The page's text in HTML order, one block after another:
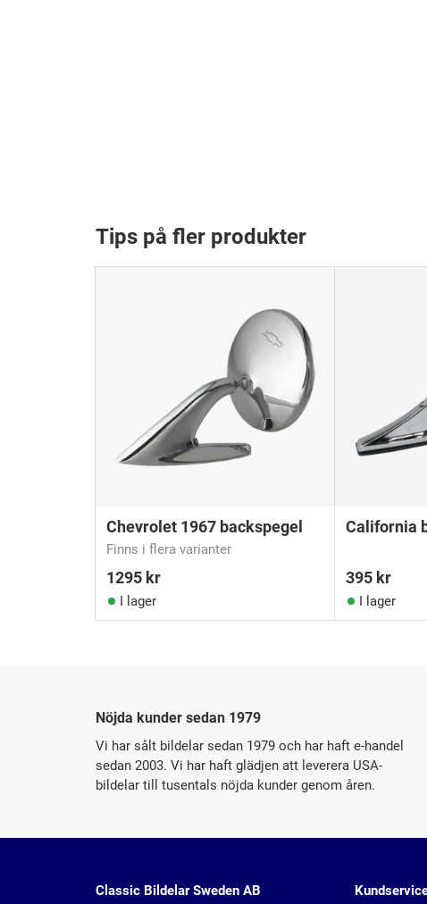
Tips på fler produkter
Chevrolet 1967 backspegel
Finns i flera varianter
1295 kr
I lager
California
395 kr
I lager
Nöjda kunder sedan 1979
Vi har sålt bildelar sedan 1979 och har haft e-handel
sedan 2003. Vi har haft glädjen att leverera USA-
bildelar till tusentals nöjda kunder genom åren.
Classic Bildelar Sweden AB